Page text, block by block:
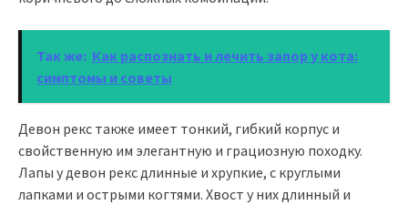
Так же: Как распознать и лечить запор у кота:
симптомы и советы
Девон рекс также имеет тонкий, гибкий корпус и
свойственную им элегантную и грациозную походку.
Лапы у девон рекс длинные и хрупкие, с круглыми
лапками и острыми когтями. Хвост у них длинный и